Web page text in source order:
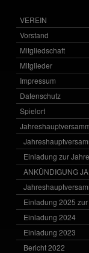
VEREIN
Vorstand
Mitgliedschaft
Mitglieder
Impressum
Datenschutz
Spielort
Einladung zur
ANKÜNDIGUNG
Einladung 2025
Einladung 2024
Einladung 2023
Bericht 2022